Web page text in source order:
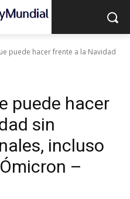
puede hacer frente a la Navidad
puede hacer
sin
incluso
–